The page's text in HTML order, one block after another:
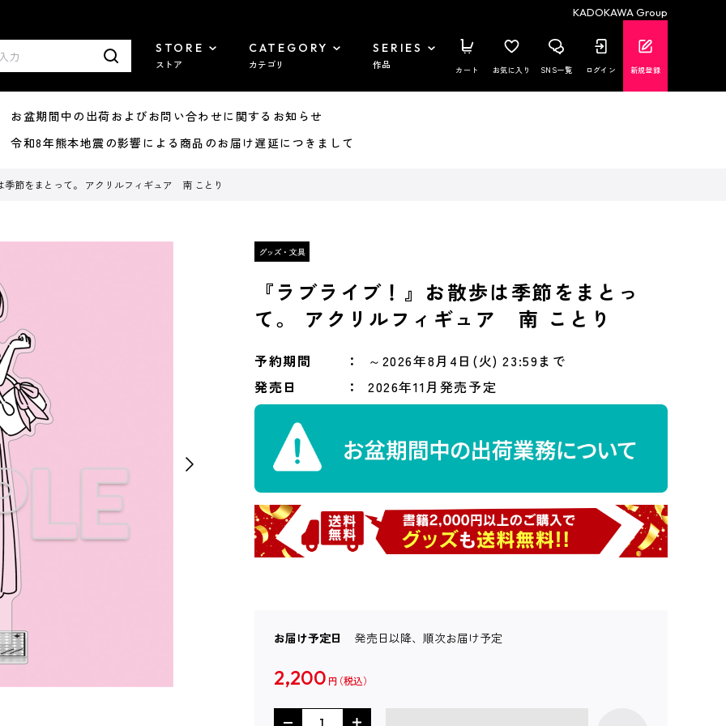
KADOKAWA Group
STORE
ストア
CATEGORY
カテゴリ
SERIES
作品 カート お気に入り SNS一覧 ログイン 新規登録
盆期間中の出荷およびお問い合わせに関するお知らせ
和8年熊本地震の影響による商品のお届け遅延につきまして
季節をまとって。 アクリルフィギュア 南 ことり
『ラブライブ！』お散歩は季節をまとっ
て。 アクリルフィギュア 南 ことり
予約期間
～2026年8月4日(火) 23:59まで
発売日
2026年11月発売予定
お届け予定日 発売日以降、順次お届け予定
2,200 円